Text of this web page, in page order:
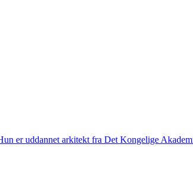
er uddannet arkitekt fra Det Kongelige